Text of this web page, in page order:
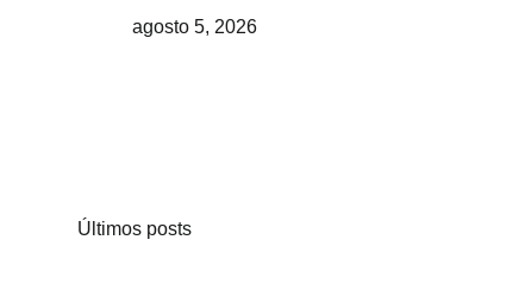
agosto 5, 2026
Últimos posts